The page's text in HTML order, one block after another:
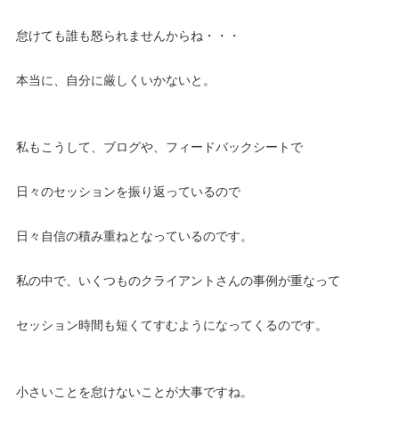
怠けても誰も怒られませんからね・・・
本当に、自分に厳しくいかないと。
私もこうして、ブログや、フィードバックシートで
日々のセッションを振り返っているので
日々自信の積み重ねとなっているのです。
私の中で、いくつものクライアントさんの事例が重なって
セッション時間も短くてすむようになってくるのです。
小さいことを怠けないことが大事ですね。